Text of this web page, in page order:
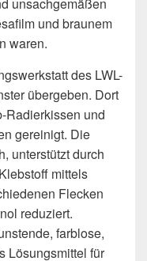
unsachgemäßen
und braunem
waren.
des LWL-
übergeben. Dort
Radierkissen und
gereinigt. Die
unterstützt durch
mittels
Flecken
reduziert.
farblose,
Lösungsmittel für